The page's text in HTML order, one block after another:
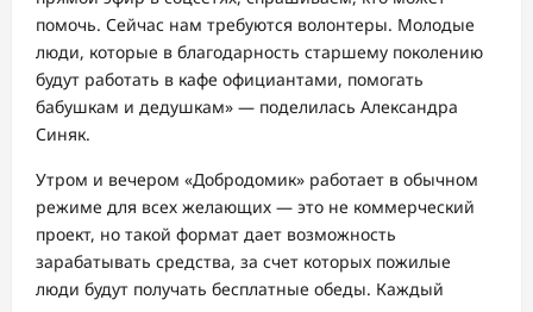
помочь. Сейчас нам требуются волонтеры. Молодые
люди, которые в благодарность старшему поколению
будут работать в кафе официантами, помогать
бабушкам и дедушкам» — поделилась Александра
Синяк.
Утром и вечером «Добродомик» работает в обычном
режиме для всех желающих — это не коммерческий
проект, но такой формат дает возможность
зарабатывать средства, за счет которых пожилые
люди будут получать бесплатные обеды. Каждый